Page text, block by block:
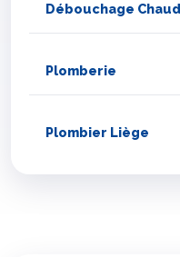
Débouchage
Plomberie
Plombier Liège